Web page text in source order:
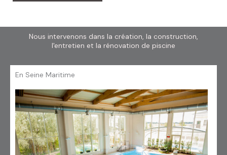
Nous intervenons dans la création, la construction,
l'entretien et la rénovation de piscine
En Seine Maritime